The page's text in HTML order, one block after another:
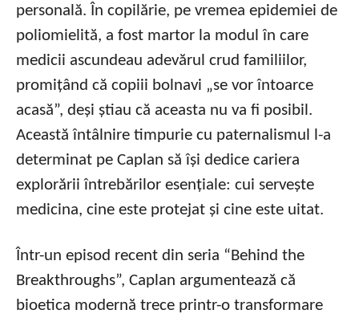
personală. În copilărie, pe vremea epidemiei de
poliomielită, a fost martor la modul în care
medicii ascundeau adevărul crud familiilor,
promițând că copiii bolnavi „se vor întoarce
acasă”, deși știau că aceasta nu va fi posibil.
Această întâlnire timpurie cu paternalismul l-a
determinat pe Caplan să își dedice cariera
explorării întrebărilor esențiale: cui servește
medicina, cine este protejat și cine este uitat.
Într-un episod recent din seria “Behind the
Breakthroughs”, Caplan argumentează că
bioetica modernă trece printr-o transformare